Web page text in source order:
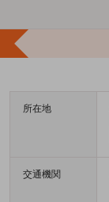
所在地
交通機関